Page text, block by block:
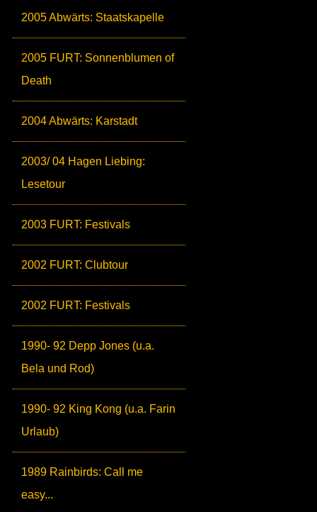
2005 Abwärts: Staatskapelle
2005 FURT: Sonnenblumen of
Death
2004 Abwärts: Karstadt
2003/ 04 Hagen Liebing:
Lesetour
2003 FURT: Festivals
2002 FURT: Clubtour
2002 FURT: Festivals
1990- 92 Depp Jones (u.a.
Bela und Rod)
1990- 92 King Kong (u.a. Farin
Urlaub)
1989 Rainbirds: Call me
easy...